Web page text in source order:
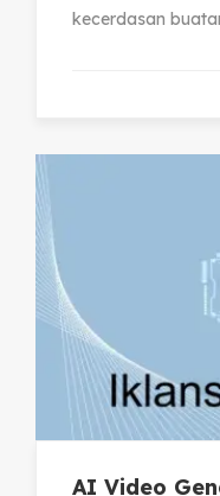
kecerdasan
AI Video